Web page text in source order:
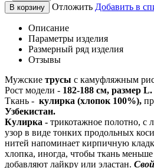
В корзину Отложить Добавить в
Описание
Параметры изделия
Размерный ряд изделия
Отзывы
Мужские трусы с камуфляжным
Рост модели - 182-188 см, размер L.
Ткань - кулирка (хлопок 100%),
Узбекистан.
Кулирка - трикотажное полотно, с
узор в виде тонких продольных
нитей напоминает кирпичную
хлопка, иногда, чтобы ткань меньше
добавляют лайкру или эластан.